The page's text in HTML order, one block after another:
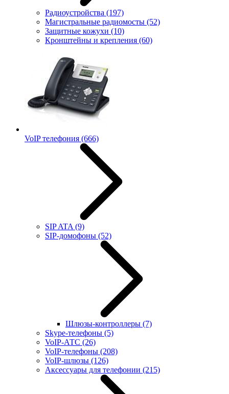
Радиоустройства (197)
Магистральные радиомосты (52)
Защитные кожухи (10)
Кронштейны и крепления (60)
VoIP телефония (666)
SIP ATA (9)
SIP-домофоны (52)
Шлюзы-контроллеры (7)
Skype-телефоны (5)
VoIP-АТС (26)
VoIP-телефоны (208)
VoIP-шлюзы (126)
Аксессуары для телефонии (215)